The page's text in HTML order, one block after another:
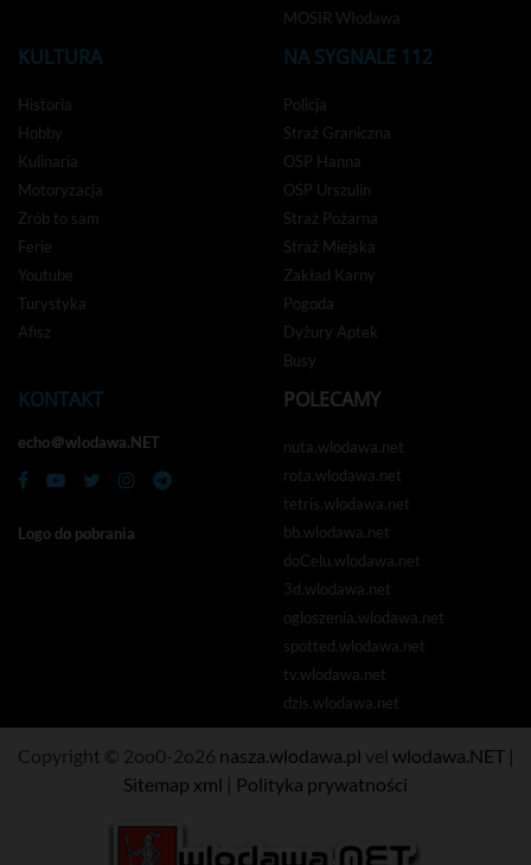
MOSIR Włodawa
KULTURA
Historia
Hobby
Kulinaria
Motoryzacja
Zrób to sam
Ferie
Youtube
Turystyka
Afisz
NA SYGNALE 112
Policja
Straż Graniczna
OSP Hanna
OSP Urszulin
Straż Pożarna
Straż Miejska
Zakład Karny
Pogoda
Dyżury Aptek
Busy
KONTAKT
echo＠wlodawa.NET
Logo do pobrania
POLECAMY
nuta.wlodawa.net
rota.wlodawa.net
tetris.wlodawa.net
bb.wlodawa.net
doCelu.wlodawa.net
3d.wlodawa.net
ogloszenia.wlodawa.net
spotted.wlodawa.net
tv.wlodawa.net
dzis.wlodawa.net
Copyright © 2oo0-2o26 nasza.wlodawa.pl vel wlodawa.NET|
Sitemap xml | Polityka prywatności